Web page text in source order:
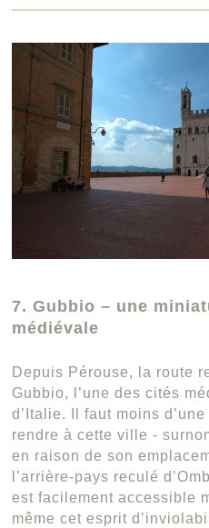
7. Gubbio – une
médiévale
Depuis Pérouse, la route
Gubbio, l’une des cités
d’Italie. Il faut moins
rendre à cette ville -
en raison de son
l’arrière-pays reculé
est facilement accessible
même cet esprit